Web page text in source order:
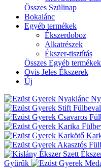
Összes Szülinap
Bokalánc
Egyéb termékek
Ékszerdoboz
Alkatrészek
Ékszer-tisztítás
Összes Egyéb termékek
Ovis Jeles Ékszerek
Új
Gyűrűk